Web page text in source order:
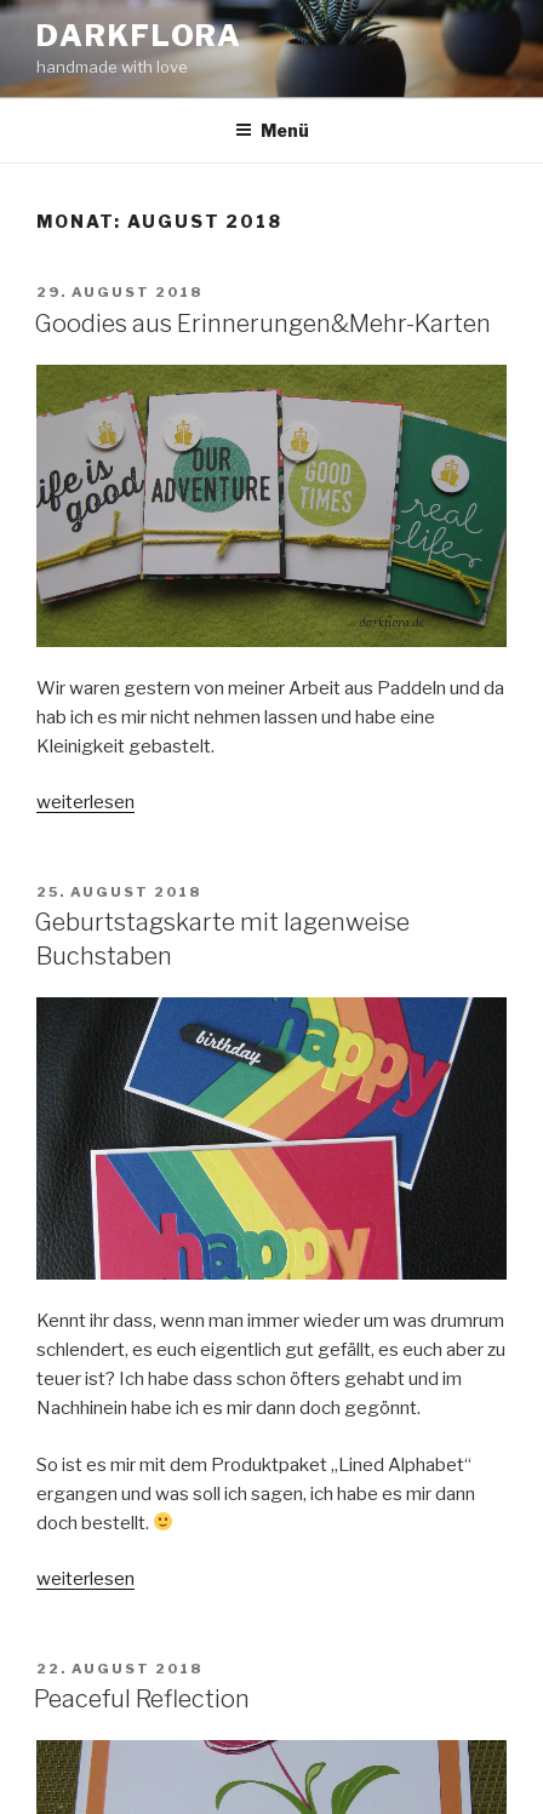
Zum
Inhalt
springen
DARKFLORA
handmade with love
Menü
MONAT: AUGUST 2018
VERÖFFENTLICHT
AM
29. AUGUST 2018
Goodies aus Erinnerungen&Mehr-Karten
Wir waren gestern von meiner Arbeit aus Paddeln und da
hab ich es mir nicht nehmen lassen und habe eine
Kleinigkeit gebastelt.
„Goodies
Karten“
weiterlesen
VERÖFFENTLICHT
AM
25. AUGUST 2018
Geburtstagskarte mit lagenweise
Buchstaben
Kennt ihr dass, wenn man immer wieder um was drumrum
schlendert, es euch eigentlich gut gefällt, es euch aber zu
teuer ist? Ich habe dass schon öfters gehabt und im
Nachhinein habe ich es mir dann doch gegönnt.
So ist es mir mit dem Produktpaket „Lined Alphabet“
ergangen und was soll ich sagen, ich habe es mir dann
doch bestellt.
„Geburtstagskarte
Buchstaben“
weiterlesen
VERÖFFENTLICHT
AM
22. AUGUST 2018
Peaceful Reflection